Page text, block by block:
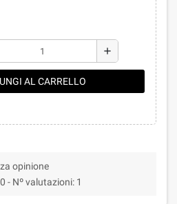
add
AL CARRELLO
opinione
- Nº valutazioni: 1